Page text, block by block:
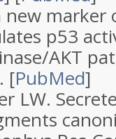
new marker
p53
AKT
[PubMed]
LW.